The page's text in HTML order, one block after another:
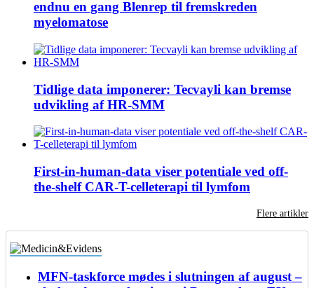
endnu en gang Blenrep til fremskreden
myelomatose
Tidlige data imponerer: Tecvayli kan bremse
udvikling af HR-SMM
First-in-human-data viser potentiale ved off-
the-shelf CAR-T-celleterapi til lymfom
Flere artikler
MFN-taskforce mødes i slutningen af august –